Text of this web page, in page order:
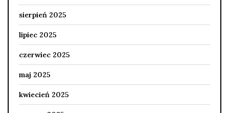
sierpień 2025
lipiec 2025
czerwiec 2025
maj 2025
kwiecień 2025